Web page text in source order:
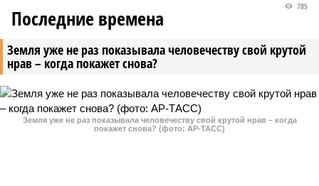
Земля уже не раз показывала человечеству свой крутой
нрав – когда покажет снова?
785
Последние времена
Земля уже не раз показывала человечеству свой крутой нрав – когда
покажет снова? (фото: АР-ТАСС)